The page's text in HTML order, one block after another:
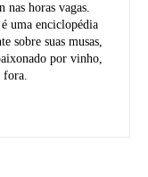
nas horas vagas.
uma enciclopédia
sobre suas musas,
por vinho,
fora.